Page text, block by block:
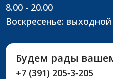
8.00 - 20.00
Воскресенье: выходной
Будем рады
+7 (391) 205‑3‑205